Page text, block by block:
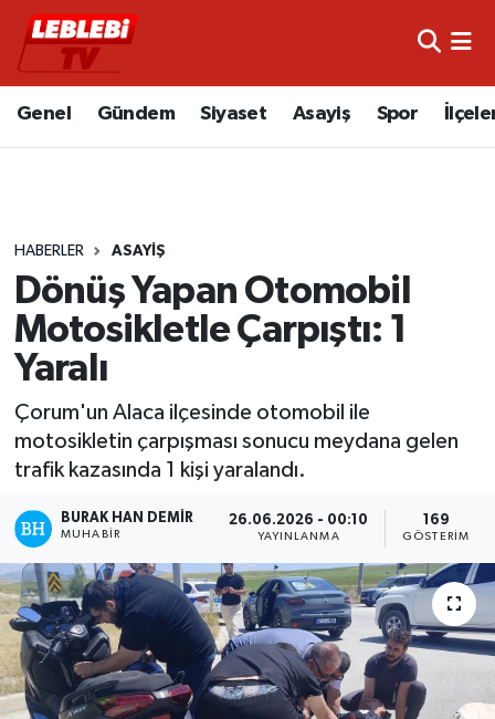
Genel Gündem Siyaset Asayiş Spor
HABERLER ASAYIŞ
Dönüş Yapan Otomobil
Motosikletle Çarpıştı: 1
Yaralı
Çorum'un Alaca ilçesinde otomobil ile
motosikletin çarpışması sonucu meydana gelen
trafik kazasında 1 kişi yaralandı.
BURAK HAN DEMIR
MUHABIR
26.06.2026 - 00:10
YAYINLANMA
169
GÖSTERIM
Hava Durumu
Süper Lig Puan Durumu ve Fikstür
Tüm Manşetler
Son Dakika Haberleri
Haber Arşivi